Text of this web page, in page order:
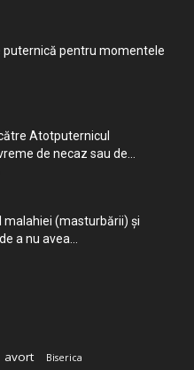
puternică pentru momentele
Atotputernicul
de necaz sau de...
malahiei (masturbării) şi
a nu avea...
avort Biserica